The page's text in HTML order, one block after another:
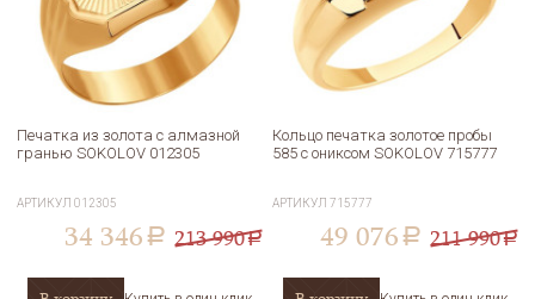
Печатка из золота с алмазной
гранью SOKOLOV 012305
АРТИКУЛ012305
34 346 a 213 990a
Кольцо печатка золотое пробы
585 с ониксом SOKOLOV 715777
АРТИКУЛ715777
49 076 a 211 990a